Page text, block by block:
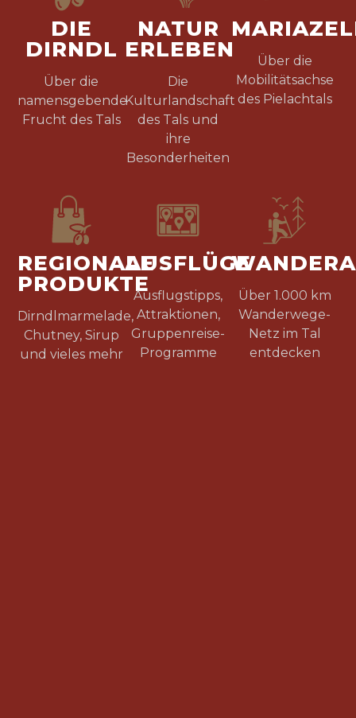
DIE
DIRNDL
Über die
namensgebende
Frucht des Tals
NATUR
ERLEBEN
Die
Kulturlandschaft
des Tals und
ihre
Besonderheiten
Über die
Mobilitätsachse
des Pielachtals
REGIONALE
PRODUKTE
Dirndlmarmelade,
Chutney, Sirup
und vieles mehr
AUSFLÜGE
Ausflugstipps,
Attraktionen,
Gruppenreise-
Programme
Über 1.000 km
Wanderwege-
Netz im Tal
entdecken